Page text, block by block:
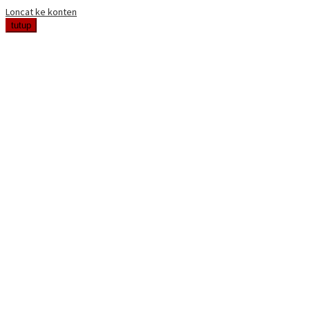
Loncat ke konten
tutup